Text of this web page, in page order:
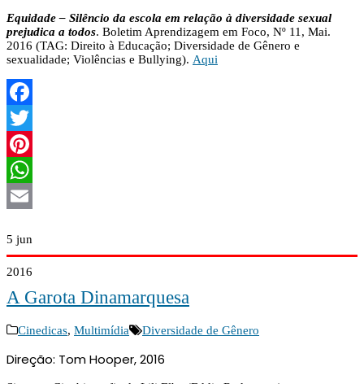
Equidade – Silêncio da escola em relação à diversidade sexual
prejudica a todos. Boletim Aprendizagem em Foco, Nº 11, Mai.
2016 (TAG: Direito à Educação; Diversidade de Gênero e
sexualidade; Violências e Bullying). Aqui
Facebook
Twitter
Pinterest
WhatsApp
5 jun
2016
A Garota Dinamarquesa
Cinedicas, Multimídia Diversidade de Gênero
Direção: Tom Hooper, 2016